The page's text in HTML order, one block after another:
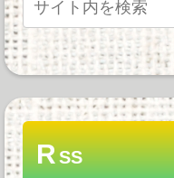
RSS